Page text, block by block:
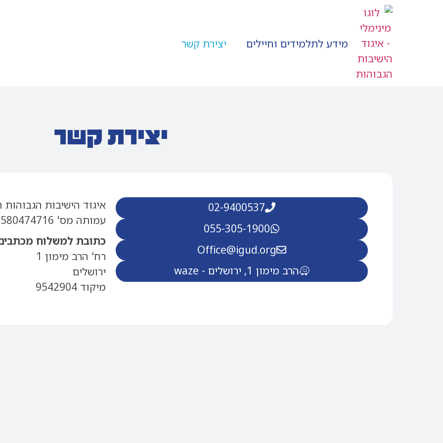
מידע לתלמידים וחיילים יצירת קשר
יצירת קשר
02-9400537
055-305-1900
Office@igud.org
הרב מימון 1, ירושלים - waze
איגוד הישיבות הגבוהות
עמותה מס' 580474716
כתובת למשלוח
רח' הרב מימון 1
ירושלים
מיקוד 9542904